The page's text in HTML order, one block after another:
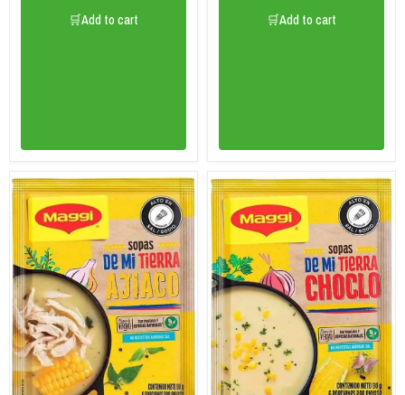
🛒Add to cart 🛒Add to cart